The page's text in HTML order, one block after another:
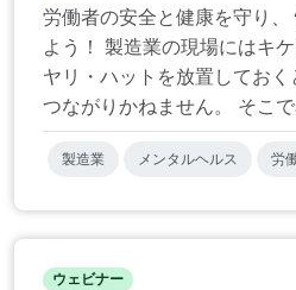
労働者の安全と健康を守り、
よう！ 製造業の現場にはキ
ヤリ・ハットを放置してお
つながりかねません。 そこ
製造業 メンタルヘルス 労
ウェビナー